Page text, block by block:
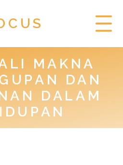
MAKNA
DAN
DALAM